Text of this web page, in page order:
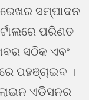
ସମ୍ପାଦନ
ପରିଣତ
ସଠିକ ଏବଂ
ପହଞ୍ଚାଇବ ।
ଏଡିସନର